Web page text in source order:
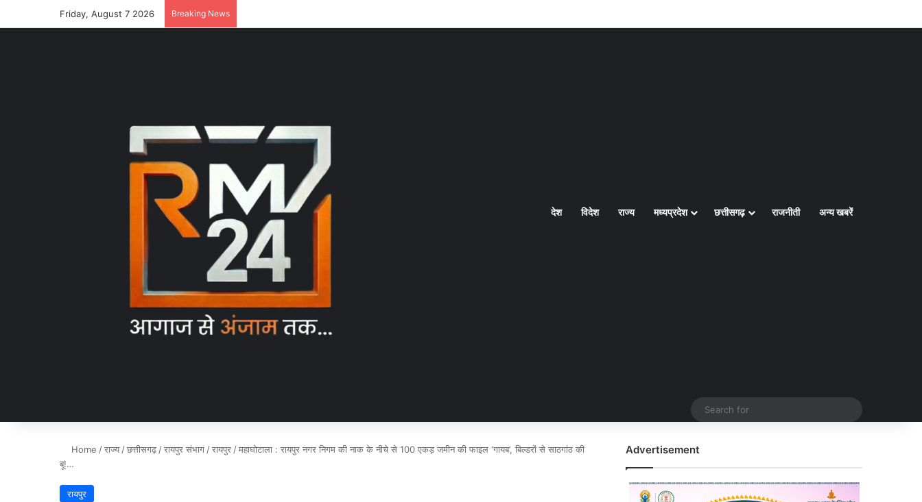
Friday, August 7 2026 Breaking News
Homeदेश विदेश राज्य मध्यप्रदेश छत्तीसगढ़ राजनीती अन्य खबरें
Home /राज्य /छत्तीसगढ़ /रायपुर संभाग /रायपुर /महाघोटाला : रायपुर नगर निगम की नाक के नीचे से 100 एकड़ जमीन की फाइल ‘गायब’, बिल्डरों से साठगांठ की
बू!…
रायपुर
Advertisement